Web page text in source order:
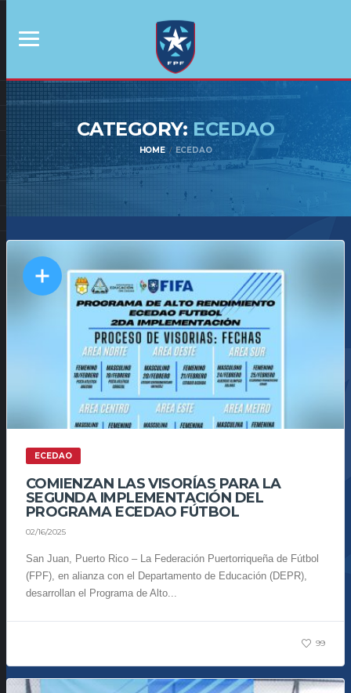
CATEGORY:ECEDAO
HOME ECEDAO
ECEDAO
COMIENZAN LAS VISORÍAS PARA LA
SEGUNDA IMPLEMENTACIÓN DEL
PROGRAMA ECEDAO FÚTBOL
02/16/2025
San Juan, Puerto Rico – La Federación Puertorriqueña de Fútbol
(FPF), en alianza con el Departamento de Educación (DEPR),
desarrollan el Programa de Alto...
99